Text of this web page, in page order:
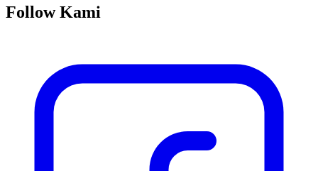
Follow Kami